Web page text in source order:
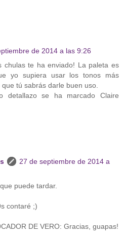
de 2014 a las 9:26
chulas te ha enviado! La paleta es
yo supiera usar los tonos más
tú sabrás darle buen uso.
detallazo se ha marcado Claire
27 de septiembre de 2014 a
puede tardar.
contaré ;)
DE VERO: Gracias, guapas!